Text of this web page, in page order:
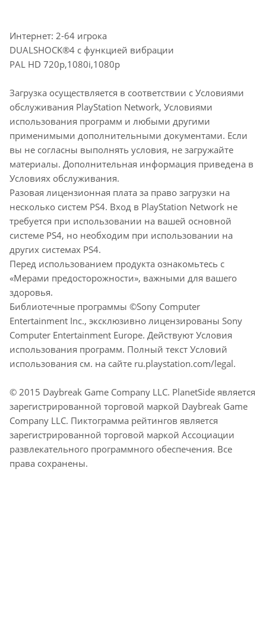
Интернет: 2-64 игрока
DUALSHOCK®4 с функцией вибрации
PAL HD 720p,1080i,1080p
Загрузка осуществляется в соответствии с Условиями
обслуживания PlayStation Network, Условиями
использования программ и любыми другими
применимыми дополнительными документами. Если
вы не согласны выполнять условия, не загружайте
материалы. Дополнительная информация приведена в
Условиях обслуживания.
Разовая лицензионная плата за право загрузки на
несколько систем PS4. Вход в PlayStation Network не
требуется при использовании на вашей основной
системе PS4, но необходим при использовании на
других системах PS4.
Перед использованием продукта ознакомьтесь с
«Мерами предосторожности», важными для вашего
здоровья.
Библиотечные программы ©Sony Computer
Entertainment Inc., эксклюзивно лицензированы Sony
Computer Entertainment Europe. Действуют Условия
использования программ. Полный текст Условий
использования см. на сайте ru.playstation.com/legal.
© 2015 Daybreak Game Company LLC. PlanetSide является
зарегистрированной торговой маркой Daybreak Game
Company LLC. Пиктограмма рейтингов является
зарегистрированной торговой маркой Ассоциации
развлекательного программного обеспечения. Все
права сохранены.